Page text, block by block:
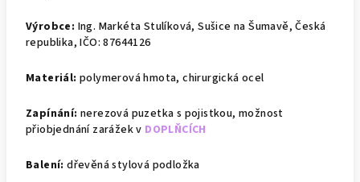
Výrobce: Ing. Markéta Stulíková, Sušice na Šumavě, Česká
republika, IČO: 87644126
Materiál: polymerová hmota, chirurgická ocel
Zapínání: nerezová puzetka s pojistkou, možnost
přiobjednání zarážek v DOPLŇCÍCH
Balení: dřevěná stylová podložka